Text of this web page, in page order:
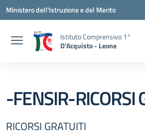
Vai ai contenuti
Vai al menu di navigazione
Vai al footer
Ministero dell'Istruzione e del Merito
Istituto Comprensivo 1°
D'Acquisto - Leone
-FENSIR-RICORSI
RICORSI GRATUITI